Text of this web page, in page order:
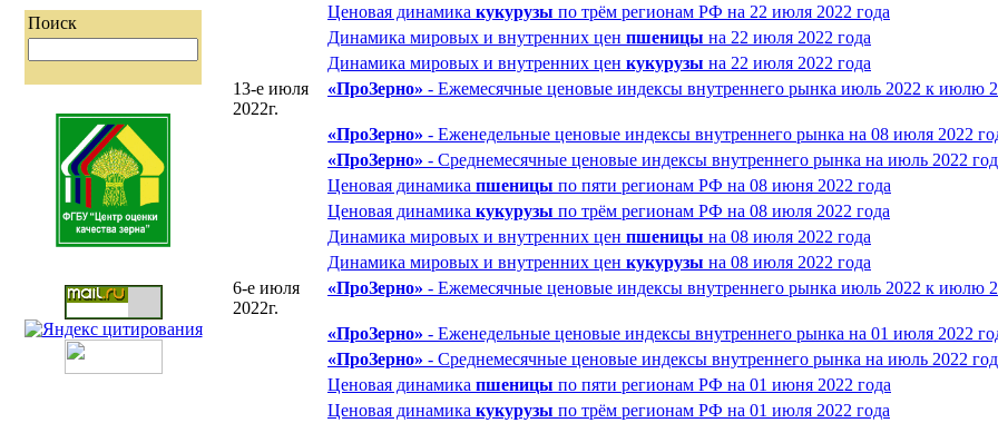
Поиск
Ценовая динамика кукурузы по трём регионам РФ на 22 июля 2022 года
Динамика мировых и внутренних цен пшеницы на 22 июля 2022 года
Динамика мировых и внутренних цен кукурузы на 22 июля 2022 года
13-е июля
2022г.
«ПроЗерно» - Ежемесячные ценовые индексы внутреннего рынка июль 2022 к июлю
«ПроЗерно» - Еженедельные ценовые индексы внутреннего рынка на 08 июля 2022
«ПроЗерно» - Среднемесячные ценовые индексы внутреннего рынка на июль 2022
Ценовая динамика пшеницы по пяти регионам РФ на 08 июня 2022 года
Ценовая динамика кукурузы по трём регионам РФ на 08 июля 2022 года
Динамика мировых и внутренних цен пшеницы на 08 июля 2022 года
Динамика мировых и внутренних цен кукурузы на 08 июля 2022 года
6-е июля
2022г.
«ПроЗерно» - Ежемесячные ценовые индексы внутреннего рынка июль 2022 к июлю
«ПроЗерно» - Еженедельные ценовые индексы внутреннего рынка на 01 июля 2022
«ПроЗерно» - Среднемесячные ценовые индексы внутреннего рынка на июль 2022
Ценовая динамика пшеницы по пяти регионам РФ на 01 июня 2022 года
Ценовая динамика кукурузы по трём регионам РФ на 01 июля 2022 года